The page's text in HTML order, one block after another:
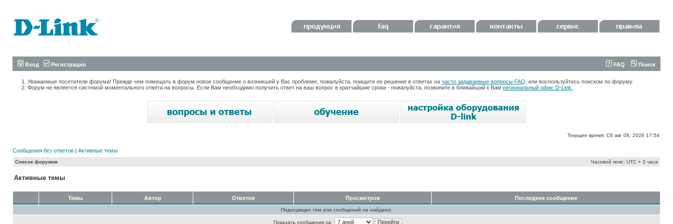
Вход Регистрация FAQ Поиск
Уважаемые посетители форума! Прежде чем помещать в форум новое сообщение о возникшей у Вас проблеме, пожалуйста, поищите ее решение в ответах на часто задаваемые вопросы FAQ , или воспользуйтесь поиском по форуму.
Форум не является системой моментального ответа на вопросы. Если Вам необходимо получить ответ на ваш вопрос в кратчайшие сроки - пожалуйста, позвоните в ближайший к Вам региональный офис D-Link.
Текущее время: Сб авг 08, 2026 17:54
Сообщения без ответов | Активные темы
Список форумов Часовой пояс: UTC + 3 часа
Активные темы
Темы Автор Ответов Просмотров Последнее сообщение
Подходящих тем или сообщений не найдено.
Показать сообщения за: